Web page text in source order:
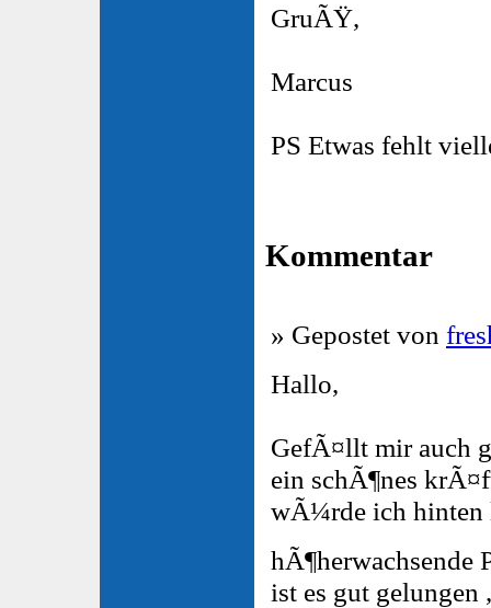
GruÃŸ,
Marcus
PS Etwas fehlt
Kommentar
» Gepostet von
Hallo,
GefÃ¤llt mir auch
ein schÃ¶nes
wÃ¼rde ich hinten
hÃ¶herwachsende
ist es gut